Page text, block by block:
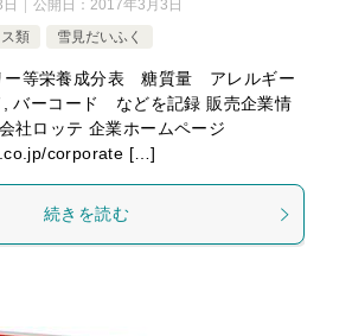
公開日： 2017年3月3日
類 雪見だいふく
等栄養成分表 糖質量 アレルギー
バーコード などを記録 販売企業情
社ロッテ 企業ホームページ
corporate […]
続きを読む